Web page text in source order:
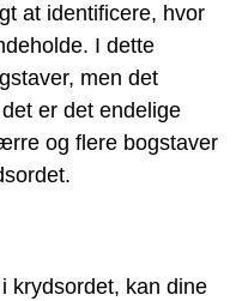
at identificere, hvor
I dette
men det
er det endelige
og flere bogstaver
krydsordet, kan dine